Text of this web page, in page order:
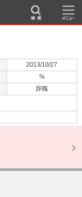
2013/10/27
%
辞職